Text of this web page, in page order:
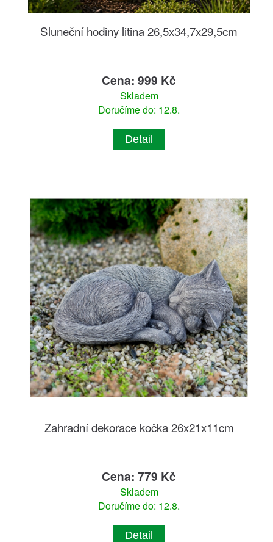
Sluneční hodiny litina 26,5x34,7x29,5cm
Cena: 999 Kč
Skladem
Doručíme do: 12.8.
Detail
Zahradní dekorace kočka 26x21x11cm
Cena: 779 Kč
Skladem
Doručíme do: 12.8.
Detail